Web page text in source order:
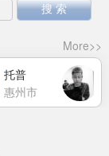
More>>
托普
惠州市